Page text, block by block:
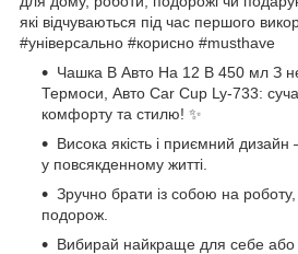
які відчуваються під час першого
#універсально #корисно #musthave
Чашка В Авто На 12 В 450 мл З
Термоси, Авто Car Cup Ly-733:
комфорту та стилю! ✨
Висока якість і приємний
у повсякденному житті.
Зручно брати із собою на
подорож.
Вибирай найкраще для себе або